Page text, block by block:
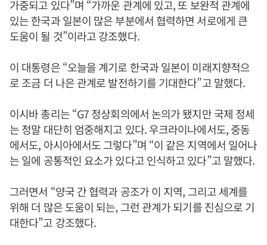
가중되고 있다”며 “가까운 관계에 있고, 또 보완적 관계에
있는 한국과 일본이 많은 부분에서 협력하면 서로에게 큰
도움이 될 것”이라고 강조했다.
이 대통령은 “오늘을 계기로 한국과 일본이 미래지향적으
로 조금 더 나은 관계로 발전하기를 기대한다”고 말했다.
이시바 총리는 “G7 정상회의에서 논의가 됐지만 국제 정세
는 정말 대단히 엄중해지고 있다. 우크라이나에서도, 중동
에서도, 아시아에서도 그렇다”며 “이 같은 지역에서 일어나
는 일에 공통적인 요소가 있다고 인식하고 있다”고 말했다.
그러면서 “양국 간 협력과 공조가 이 지역, 그리고 세계를
위해 더 많은 도움이 되는, 그런 관계가 되기를 진심으로 기
대한다”고 강조했다.